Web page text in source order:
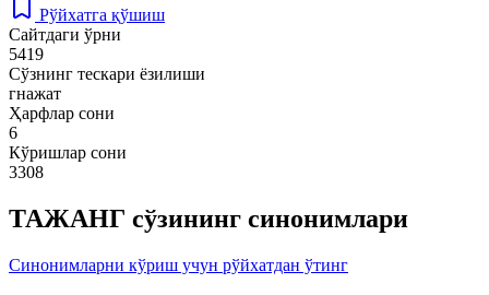
Рўйхатга қўшиш
Сайтдаги ўрни
5419
Сўзнинг тескари ёзилиши
гнажат
Ҳарфлар сони
6
Кўришлар сони
3308
ТАЖАНГ сўзининг синонимлари
Синонимларни кўриш учун рўйхатдан ўтинг